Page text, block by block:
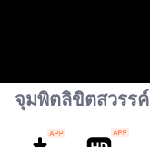
จุมพิตลิขิตสวรรค์